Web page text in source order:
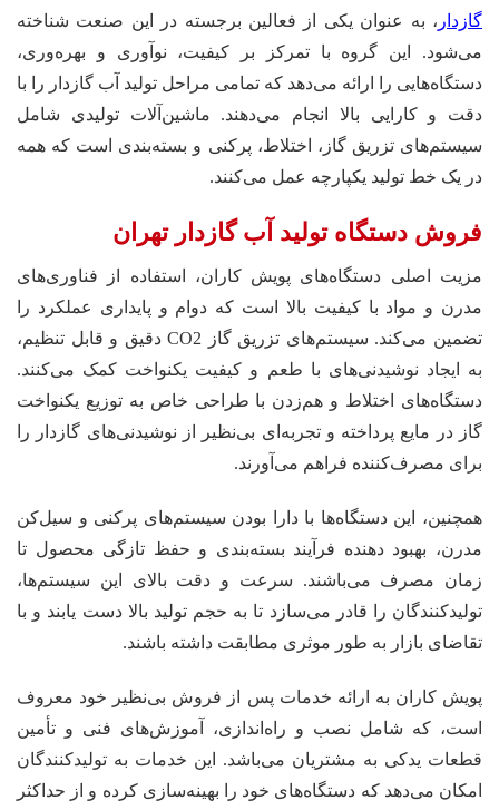
گازدار ، به عنوان یکی از فعالین برجسته در این صنعت شناخته
می‌شود. این گروه با تمرکز بر کیفیت، نوآوری و بهره‌وری،
دستگاه‌هایی را ارائه می‌دهد که تمامی مراحل تولید آب گازدار را با
دقت و کارایی بالا انجام می‌دهند. ماشین‌آلات تولیدی شامل
سیستم‌های تزریق گاز، اختلاط، پرکنی و بسته‌بندی است که همه
در یک خط تولید یکپارچه عمل می‌کنند.
فروش دستگاه تولید آب گازدار تهران
مزیت اصلی دستگاه‌های پویش کاران، استفاده از فناوری‌های
مدرن و مواد با کیفیت بالا است که دوام و پایداری عملکرد را
تضمین می‌کند. سیستم‌های تزریق گاز CO2 دقیق و قابل تنظیم،
به ایجاد نوشیدنی‌های با طعم و کیفیت یکنواخت کمک می‌کنند.
دستگاه‌های اختلاط و هم‌زدن با طراحی خاص به توزیع یکنواخت
گاز در مایع پرداخته و تجربه‌ای بی‌نظیر از نوشیدنی‌های گازدار را
برای مصرف‌کننده فراهم می‌آورند.
همچنین، این دستگاه‌ها با دارا بودن سیستم‌های پرکنی و سیل‌کن
مدرن، بهبود دهنده فرآیند بسته‌بندی و حفظ تازگی محصول تا
زمان مصرف می‌باشند. سرعت و دقت بالای این سیستم‌ها،
تولیدکنندگان را قادر می‌سازد تا به حجم تولید بالا دست یابند و با
تقاضای بازار به طور موثری مطابقت داشته باشند.
پویش کاران به ارائه خدمات پس از فروش بی‌نظیر خود معروف
است، که شامل نصب و راه‌اندازی، آموزش‌های فنی و تأمین
قطعات یدکی به مشتریان می‌باشد. این خدمات به تولیدکنندگان
امکان می‌دهد که دستگاه‌های خود را بهینه‌سازی کرده و از حداکثر